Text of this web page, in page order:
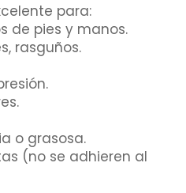
para:
de pies y manos.
rasguños.
o grasosa.
(no se adhieren al